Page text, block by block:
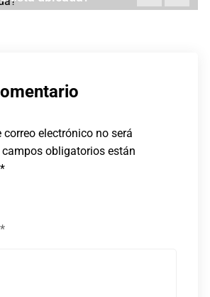
correo electrónico no será
campos obligatorios están
*
*